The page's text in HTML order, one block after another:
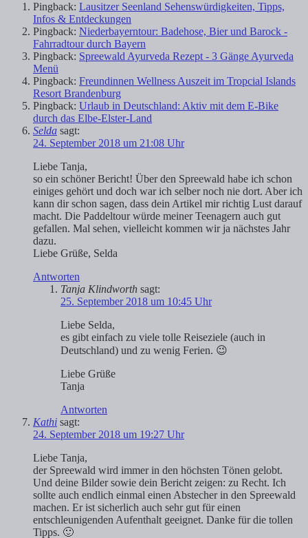
Pingback: Lausitzer Seenland Sehenswürdigkeiten, Tipps,
Infos & Entdeckungen
Pingback: Niederbayerntour: Badehose, Bier und Barock -
Fahrradtour durch Bayern
Pingback: Spreewald Ayurveda Rezept - 3 Gänge Ayurveda
Menü
Pingback: Freundinnen Wellness Auszeit im Tropcial Islands
Resort Brandenburg
Pingback: Urlaub in Deutschland: Aktiv mit dem E-Bike
durch das Elbe-Elster-Land
Selda sagt:
24. September 2018 um 21:08 Uhr
Liebe Tanja,
so ein schöner Bericht! Über den Spreewald habe ich schon
einiges gehört und doch war ich selber noch nie dort. Aber ich
kann dir schon sagen, dass dein Artikel mir richtig Lust darauf
macht. Die Paddeltour würde meiner Teenagern auch gut
gefallen. Mal sehen, vielleicht kommen wir ja nächstes Jahr
dazu.
Liebe Grüße, Selda
Antworten
Tanja Klindworth sagt:
25. September 2018 um 10:45 Uhr
Liebe Selda,
es gibt einfach zu viele tolle Reiseziele (auch in
Deutschland) und zu wenig Ferien. 😉
Liebe Grüße
Tanja
Antworten
Kathi sagt:
24. September 2018 um 19:27 Uhr
Liebe Tanja,
der Spreewald wird immer in den höchsten Tönen gelobt.
Und deine Bilder sowie dein Bericht zeigen: zu Recht. Ich
sollte auch endlich einmal einen Abstecher in den Spreewald
machen. Er ist sicherlich auch sehr gut für einen
entschleunigenden Aufenthalt geeignet. Danke für die tollen
Tipps. 🙂